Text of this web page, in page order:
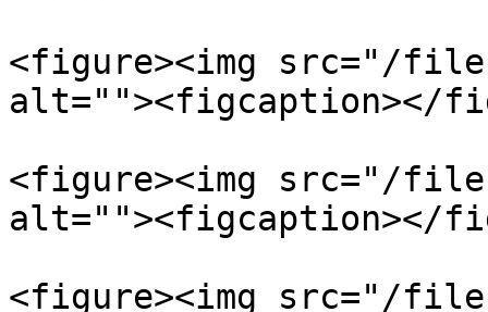
<figure><img src="/files/
alt=""><figcaption></
<figure><img src="/files/
alt=""><figcaption></
<figure><img src="/